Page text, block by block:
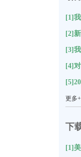
[4]
更多+
下